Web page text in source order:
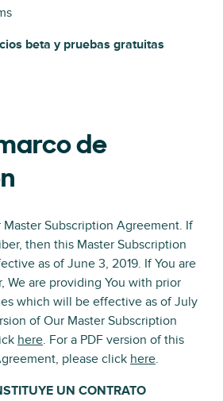
beta y pruebas gratuitas
de
Subscription Agreement. If
then this Master Subscription
as of June 3, 2019. If You are
We are providing You with prior
which will be effective as of July
of Our Master Subscription
here. For a PDF version of this
please click here.
UN CONTRATO